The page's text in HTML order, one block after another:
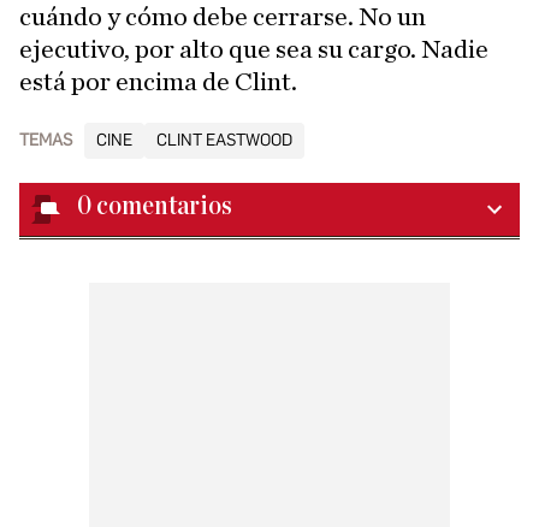
cuándo y cómo debe cerrarse. No un
ejecutivo, por alto que sea su cargo. Nadie
está por encima de Clint.
TEMAS CINE CLINT EASTWOOD
0 comentarios